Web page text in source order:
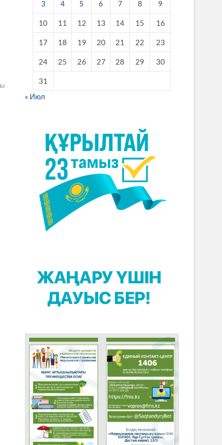
3 4 5 6 7 8 9
10 11 12 13 14 15 16
17 18 19 20 21 22 23
24 25 26 27 28 29 30
31
« Июл